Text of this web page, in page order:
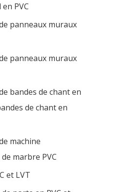
PVC
panneaux muraux
panneaux muraux
bandes de chant en
de chant en
machine
marbre PVC
et LVT